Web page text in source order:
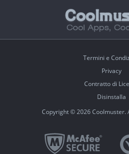
Termini e
Privacy
Contratto di
Disinstalla
Copyright © 2026 Coolmuster.